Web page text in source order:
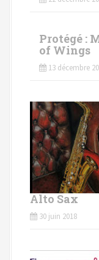
Protégé :
of Wings
13 décembre
Alto Sax
30 juin 2018